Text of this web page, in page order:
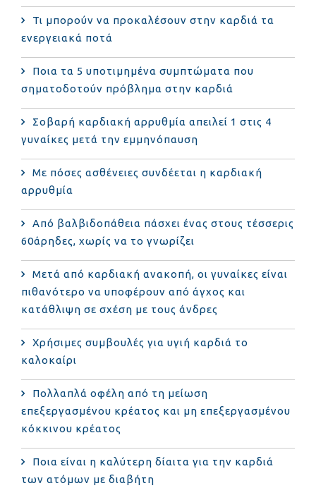
Τι μπορούν να προκαλέσουν στην καρδιά τα
ενεργειακά ποτά
Ποια τα 5 υποτιμημένα συμπτώματα που
σηματοδοτούν πρόβλημα στην καρδιά
Σοβαρή καρδιακή αρρυθμία απειλεί 1 στις 4
γυναίκες μετά την εμμηνόπαυση
Με πόσες ασθένειες συνδέεται η καρδιακή
αρρυθμία
Από βαλβιδοπάθεια πάσχει ένας στους τέσσερις
60άρηδες, χωρίς να το γνωρίζει
Μετά από καρδιακή ανακοπή, οι γυναίκες είναι
πιθανότερο να υποφέρουν από άγχος και
κατάθλιψη σε σχέση με τους άνδρες
Χρήσιμες συμβουλές για υγιή καρδιά το
καλοκαίρι
Πολλαπλά οφέλη από τη μείωση
επεξεργασμένου κρέατος και μη επεξεργασμένου
κόκκινου κρέατος
Ποια είναι η καλύτερη δίαιτα για την καρδιά
των ατόμων με διαβήτη